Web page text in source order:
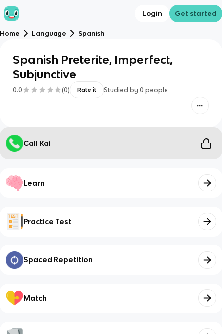
Login Get started
Home Language Spanish
Spanish Preterite, Imperfect,
Subjunctive
0.0 (0) Rate it Studied by 0 people
Call Kai
Learn
Practice Test
Spaced Repetition
Match